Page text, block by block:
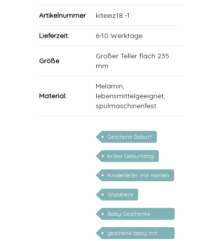
Artikelnummer kiteeiz18 -1
Lieferzeit: 6-10 Werktage
Größe
Großer Teller flach 235
mm
Material:
Melamin,
lebensmittelgeeignet,
spülmaschinenfest
Geschenk Geburt
erster Geburtstag
Kinderteller mit namen
Waldtiere
Baby Geschenke
personalisierbar
geschenk baby mit